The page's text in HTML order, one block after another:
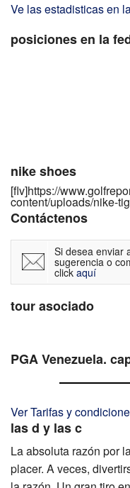
Ve las estadisticas en
posiciones en la
nike shoes
[flv]https://
content/uploads/nike-
Contáctenos
Si desea enviar
sugerencia o
click aquí
tour asociado
PGA Venezuela.
Ver Tarifas y
las d y las c
La absoluta razón por
placer. A veces,